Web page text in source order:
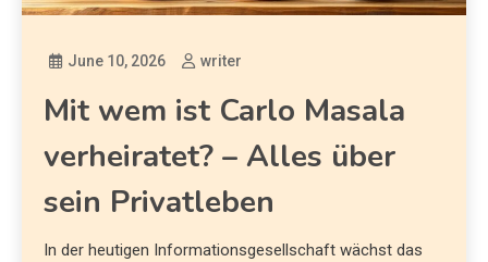
June 10, 2026 writer
Mit wem ist Carlo Masala
verheiratet? – Alles über
sein Privatleben
In der heutigen Informationsgesellschaft wächst das